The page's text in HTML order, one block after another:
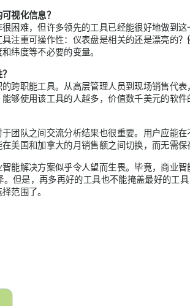
视化信息？
困难，但许多领先的工具已经能很好地做到
注重可操作性：仪表盘是相关的还是漂亮的
纬度等不必要的变量。
跨职能工具。从高层管理人员到现场销售代
够使用该工具的人越多，价值数千美元的软件
团队之间交流分析结果也很重要。用户应能
美国和加拿大的月销售额之间切换，而无需保
能解决方案似乎令人望而生畏。毕竟，商业
但是，再多再好的工具也不能掩盖最好的工
范围了。